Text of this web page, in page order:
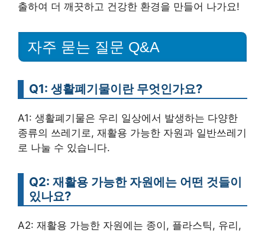
출하여 더 깨끗하고 건강한 환경을 만들어 나가요!
자주 묻는 질문 Q&A
Q1: 생활폐기물이란 무엇인가요?
A1: 생활폐기물은 우리 일상에서 발생하는 다양한
종류의 쓰레기로, 재활용 가능한 자원과 일반쓰레기
로 나눌 수 있습니다.
Q2: 재활용 가능한 자원에는 어떤 것들이
있나요?
A2: 재활용 가능한 자원에는 종이, 플라스틱, 유리,